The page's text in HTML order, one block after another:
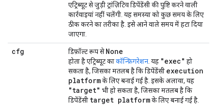
एट्रिब्यूट से जुड़ी ट्रांज़िटिव डिपेंडेंसी की पुष्टि करने वाली
कार्रवाइयां नहीं चलेंगी. यह समस्या को कुछ समय के लिए
ठीक करने का तरीका है. इसे आने वाले समय में हटा दिया
जाएगा.
cfg डिफ़ॉल्ट रूप सेNone
होता है एट्रिब्यूट काकॉन्फ़िगरेशन . यह "exec" हो
सकता है, जिसका मतलब है कि डिपेंडेंसी execution
platformके लिए बनाई गई है. इसके अलावा, यह
"target" भी हो सकता है, जिसका मतलब है कि
डिपेंडेंसी target platformके लिए बनाई गई है.